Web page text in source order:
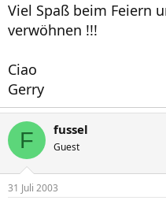
Viel Spaß beim Feiern
verwöhnen !!!
Ciao
Gerry
F fussel
Guest
31 Juli 2003